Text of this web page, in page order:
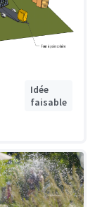
Idée
faisable